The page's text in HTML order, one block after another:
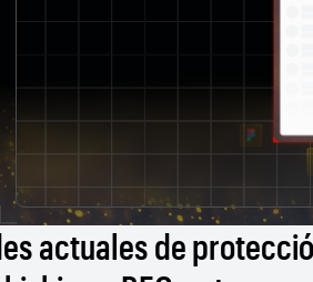
actuales de